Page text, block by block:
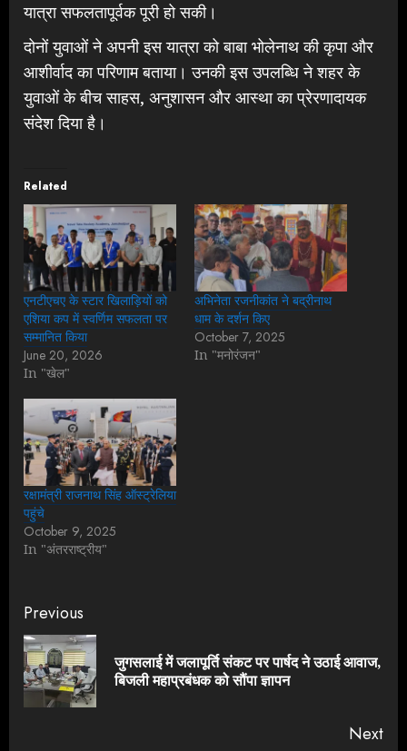
यात्रा सफलतापूर्वक पूरी हो सकी।
दोनों युवाओं ने अपनी इस यात्रा को बाबा भोलेनाथ की कृपा और
आशीर्वाद का परिणाम बताया। उनकी इस उपलब्धि ने शहर के
युवाओं के बीच साहस, अनुशासन और आस्था का प्रेरणादायक
संदेश दिया है।
Related
एनटीएचए के स्टार खिलाड़ियों को
एशिया कप में स्वर्णिम सफलता पर
सम्मानित किया
June 20, 2026
In "खेल"
अभिनेता रजनीकांत ने बद्रीनाथ
धाम के दर्शन किए
October 7, 2025
In "मनोरंजन"
रक्षामंत्री राजनाथ सिंह ऑस्ट्रेलिया
पहुंचे
October 9, 2025
In "अंतरराष्ट्रीय"
Continue
Reading
Previous
जुगसलाई में जलापूर्ति संकट पर पार्षद ने उठाई आवाज,
बिजली महाप्रबंधक को सौंपा ज्ञापन
Next